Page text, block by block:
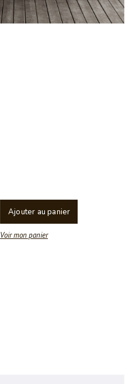
Ajouter au panier
Voir mon panier